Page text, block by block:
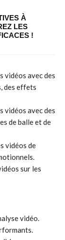
À
LES
!
vidéos avec des
des effets
vidéos avec des
de balle et de
vidéos de
sur les
vidéo.